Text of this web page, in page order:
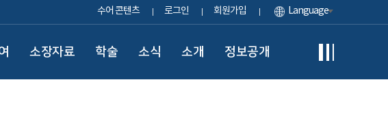
수어 콘텐츠 로그인 회원가입 Language
소장자료 학술 소식 소개 정보공개